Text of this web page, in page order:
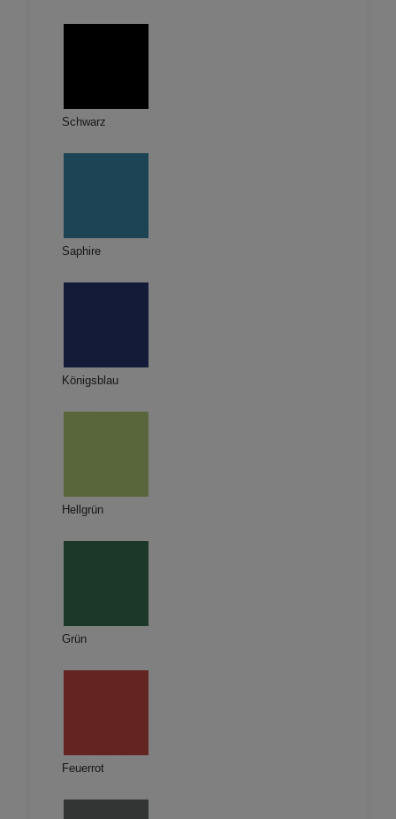
Schwarz
Saphire
Königsblau
Hellgrün
Grün
Feuerrot